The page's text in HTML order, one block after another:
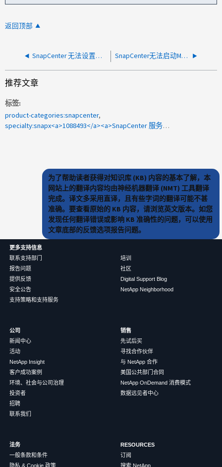
返回顶部
SnapCenter 无法设置磁盘，因为出现错误"无法格式化卷。错误代码：5" SnapCenter无法启动MySQL服务、并出现6.0.1升级访问错误
推荐文章
标签
product-categories:snapcenter
specialty:snapx<a>1088493</a><a>SnapCenter 服务器4.0</a><a>进行翻译</a>
为了帮助读者获得对知识库 (KB) 内容的基本了解，本
网站上的翻译内容均由神经机器翻译 (NMT) 工具翻译
完成。译文多采用直译，且有些字词的翻译可能不甚
准确。要查看原始的 KB 内容，请浏览英文版本。如您
发现任何翻译错误或影响 KB 准确性的问题，可以使用
文章底部的反馈选项报告问题。
更多支持信息
联系支持部门
报告问题
提供反馈
安全公告
支持策略和支持服务
培训
社区
Digital Support Blog
NetApp Neighborhood
公司
新闻中心
活动
NetApp Insight
客户成功案例
环境、社会与公司治理
投资者
招聘
联系我们
销售
先试后买
寻找合作伙伴
与 NetApp 合作
美国公共部门合同
NetApp OnDemand 消费模式
数据远见者中心
法务
一般条款和条件
隐私 & Cookie 政策
RESOURCES
订阅
搜索 NetApp